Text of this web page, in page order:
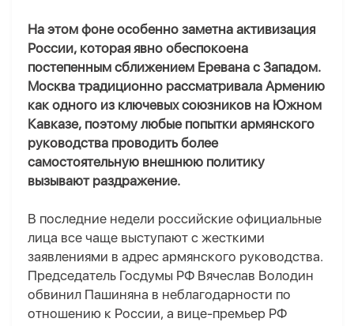
На этом фоне особенно заметна активизация
России, которая явно обеспокоена
постепенным сближением Еревана с Западом.
Москва традиционно рассматривала Армению
как одного из ключевых союзников на Южном
Кавказе, поэтому любые попытки армянского
руководства проводить более
самостоятельную внешнюю политику
вызывают раздражение.
В последние недели российские официальные
лица все чаще выступают с жесткими
заявлениями в адрес армянского руководства.
Председатель Госдумы РФ Вячеслав Володин
обвинил Пашиняна в неблагодарности по
отношению к России, а вице-премьер РФ